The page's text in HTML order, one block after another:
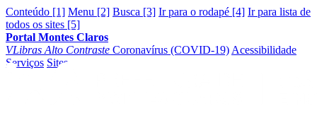
Conteúdo [1] Menu [2] Busca [3] Ir para o rodapé [4] Ir para lista de
todos os sites [5]
Portal Montes Claros
VLibras Alto Contraste Coronavírus (COVID-19) Acessibilidade
Serviços Sites